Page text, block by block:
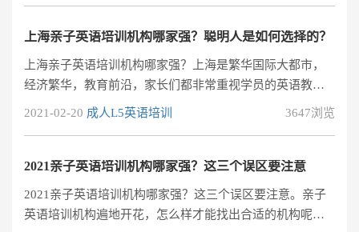
临最纠结的问题就是不知道应该选择哪家好。
上海亲子英语培训机构哪家强？聪明人是如何选择的？
上海亲子英语培训机构哪家强？上海是繁华国际大都市，
经济繁华，教育前沿，家长们都非常重视学员的英语教
育。对于学习英语而言，家长早早的就让学员们到英语培
时候难免会头疼，今天给大家说几点选择亲子英语机构时
2021-02-20 成人L5英语培训 3647浏览
2021亲子英语培训机构哪家强？这三个误区要注意
2021亲子英语培训机构哪家强？这三个误区要注意。亲子
英语培训机构遍地开花，怎么样才能找出合适的机构呢？